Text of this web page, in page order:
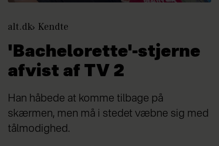
alt.dk Kendte
'Bachelorette'-stjerne
afvist af TV 2
Han håbede at komme tilbage på
skærmen, men må i stedet væbne sig med
tålmodighed.